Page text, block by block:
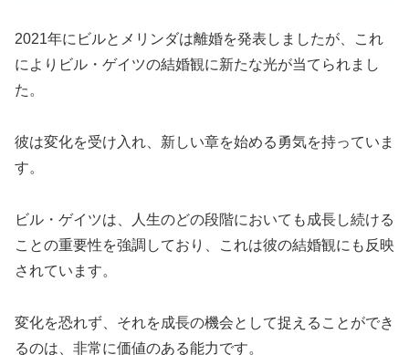
2021年にビルとメリンダは離婚を発表しましたが、これ
によりビル・ゲイツの結婚観に新たな光が当てられまし
た。
彼は変化を受け入れ、新しい章を始める勇気を持っていま
す。
ビル・ゲイツは、人生のどの段階においても成長し続ける
ことの重要性を強調しており、これは彼の結婚観にも反映
されています。
変化を恐れず、それを成長の機会として捉えることができ
るのは、非常に価値のある能力です。